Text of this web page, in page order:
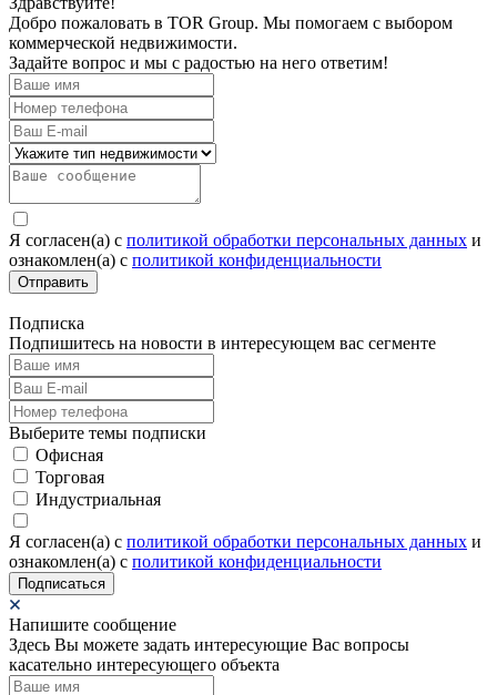
Добро пожаловать в TOR Group. Мы помогаем с выбором
коммерческой недвижимости.
Задайте вопрос и мы с радостью на него ответим!
Я согласен(а) c политикой обработки персональных данных и
ознакомлен(а) с политикой конфиденциальности
Отправить
Подписка
Подпишитесь на новости в интересующем вас сегменте
Выберите темы подписки
Офисная
Торговая
Индустриальная
Я согласен(а) c политикой обработки персональных данных и
ознакомлен(а) с политикой конфиденциальности
Подписаться
Напишите сообщение
Здесь Вы можете задать интересующие Вас вопросы
касательно интересующего объекта